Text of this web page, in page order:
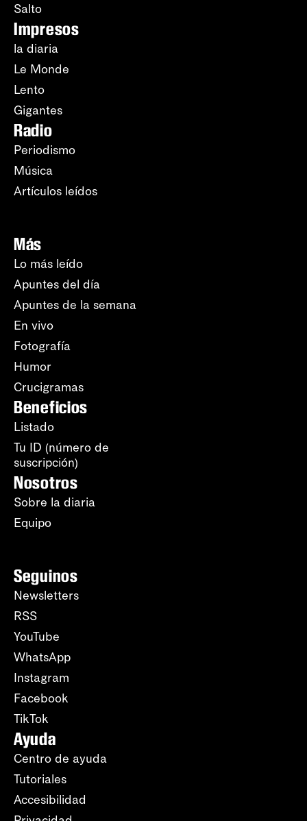
Salto
Impresos
la diaria
Le Monde
Lento
Gigantes
Radio
Periodismo
Música
Artículos leídos
Más
Lo más leído
Apuntes del día
Apuntes de la semana
En vivo
Fotografía
Humor
Crucigramas
Beneficios
Listado
Tu ID (número de
suscripción)
Nosotros
Sobre la diaria
Equipo
Seguinos
Newsletters
RSS
YouTube
WhatsApp
Instagram
Facebook
TikTok
Ayuda
Centro de ayuda
Tutoriales
Accesibilidad